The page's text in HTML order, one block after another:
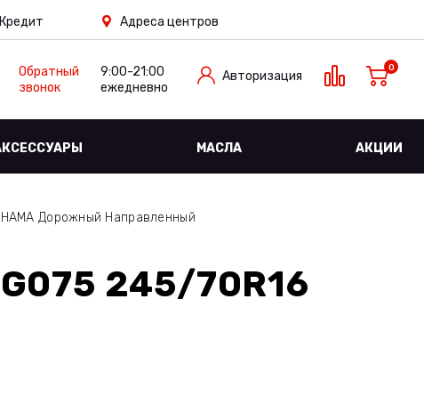
Кредит Адреса центров
Обратный
звонок
9:00-21:00
ежедневно
Авторизация
0
МАСЛА АКЦИИ
Дорожный Направленный
G075 245/70R16